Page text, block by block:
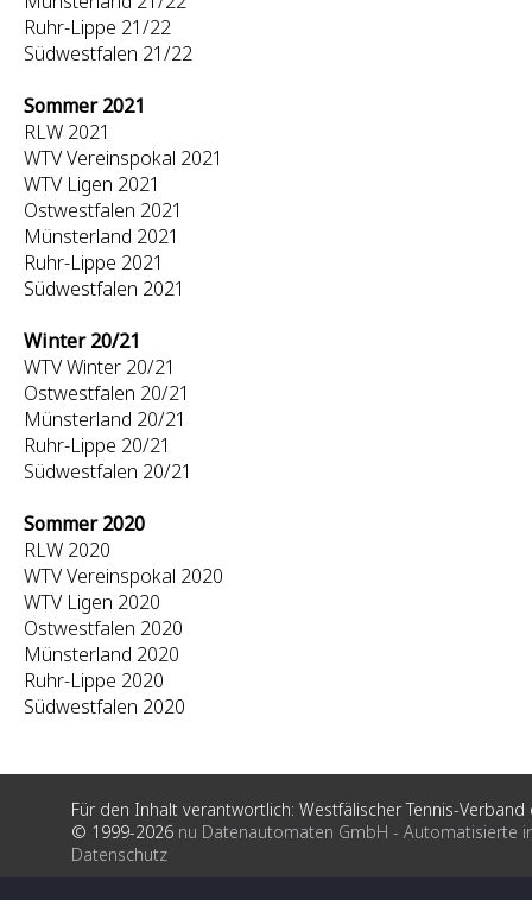
Ruhr-Lippe 21/22
Südwestfalen 21/22
Sommer 2021
RLW 2021
WTV Vereinspokal 2021
WTV Ligen 2021
Ostwestfalen 2021
Münsterland 2021
Ruhr-Lippe 2021
Südwestfalen 2021
Winter 20/21
WTV Winter 20/21
Ostwestfalen 20/21
Münsterland 20/21
Ruhr-Lippe 20/21
Südwestfalen 20/21
Sommer 2020
RLW 2020
WTV Vereinspokal 2020
WTV Ligen 2020
Ostwestfalen 2020
Münsterland 2020
Ruhr-Lippe 2020
Südwestfalen 2020
Für den Inhalt verantwortlich: Westfälischer Tennis-Verband
© 1999-2026 nu Datenautomaten GmbH - Automatisierte
Datenschutz